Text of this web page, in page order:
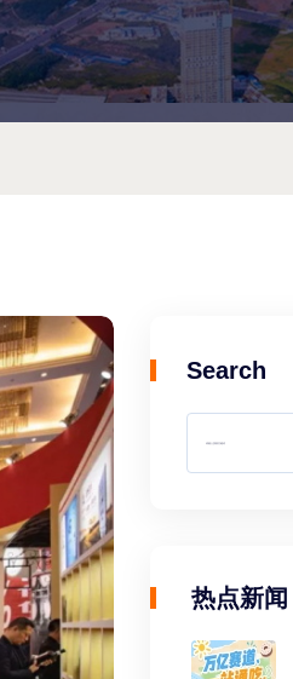
Search
热点新闻